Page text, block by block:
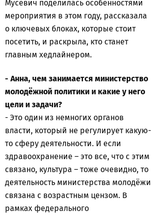
Мусевич поделилась особенностями
мероприятия в этом году, рассказала
о ключевых блоках, которые стоит
посетить, и раскрыла, кто станет
главным хедлайнером.
- Анна, чем занимается министерство
молодёжной политики и какие у него
цели и задачи?
- Это один из немногих органов
власти, который не регулирует какую-
то сферу деятельности. И если
здравоохранение – это все, что с этим
связано, культура – тоже очевидно, то
деятельность министерства молодёжи
связана с возрастным цензом. В
рамках федерального